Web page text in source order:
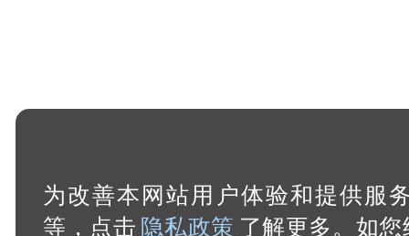
为改善本网站用户体验和提供服
等，点击隐私政策 了解更多。如